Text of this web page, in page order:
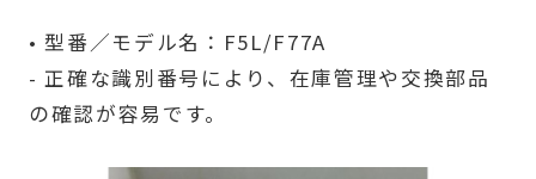
• 型番／モデル名：F5L/F77A
- 正確な識別番号により、在庫管理や交換部品
の確認が容易です。